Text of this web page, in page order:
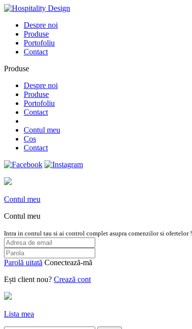
Despre noi
Produse
Portofoliu
Contact
Produse
Despre noi
Produse
Portofoliu
Contact
Contul meu
Cos
Contact
Contul meu
Contul meu
Intra in contul tau si ai control complet asupra comenzilor si ofertelor !
Parolă uitată Conectează-mă
Ești client nou? Crează cont
Lista mea